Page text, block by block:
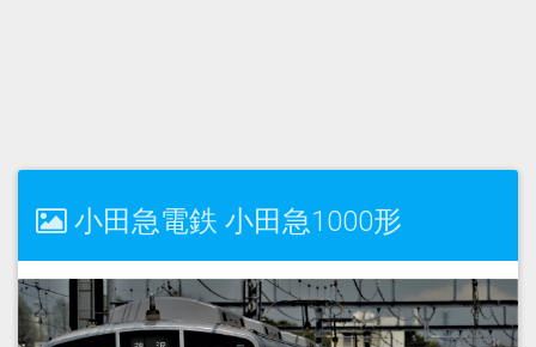
小田急電鉄 小田急1000形